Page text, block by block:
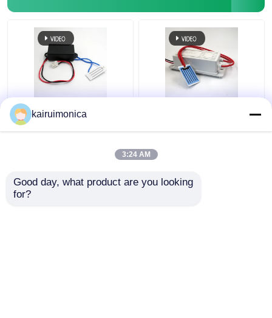
Generator Ozon Plat
Keramik Portable
kairuimonica
3:24 AM
Good day, what product are you looking
for?